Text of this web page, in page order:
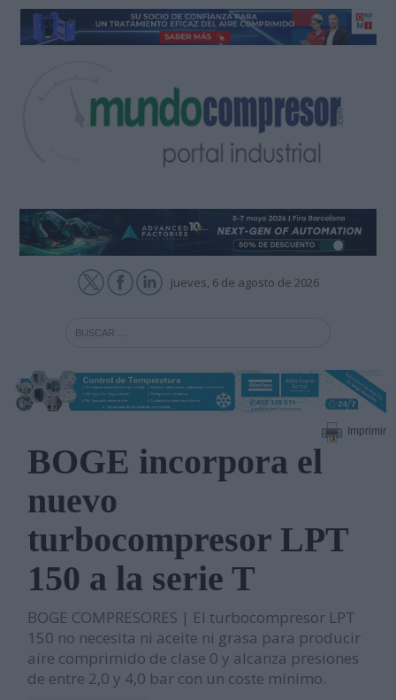
Jueves, 6 de agosto de 2026
Imprimir
BOGE incorpora el
nuevo
turbocompresor LPT
150 a la serie T
BOGE COMPRESORES | El turbocompresor LPT
150 no necesita ni aceite ni grasa para producir
aire comprimido de clase 0 y alcanza presiones
de entre 2,0 y 4,0 bar con un coste mínimo.